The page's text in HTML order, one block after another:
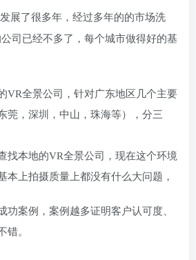
展了很多年，经过多年的的市场洗
司已经不多了，每个城市做得好的基
VR全景公司，针对广东地区几个主要
莞，深圳，中山，珠海等），分三
找本地的VR全景公司，现在这个环境
本上拍摄质量上都没有什么大问题，
功案例，案例越多证明客户认可度、
错。